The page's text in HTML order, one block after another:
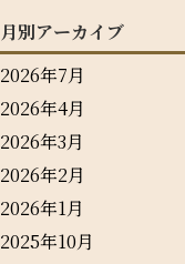
月別アーカイブ
2026年7月
2026年4月
2026年3月
2026年2月
2026年1月
2025年10月